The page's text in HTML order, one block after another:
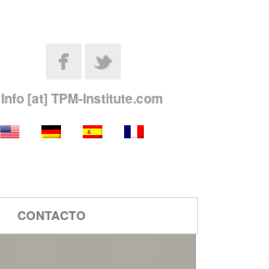
Info [at] TPM-Institute.com
CONTACTO